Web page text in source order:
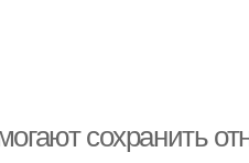
сохранить